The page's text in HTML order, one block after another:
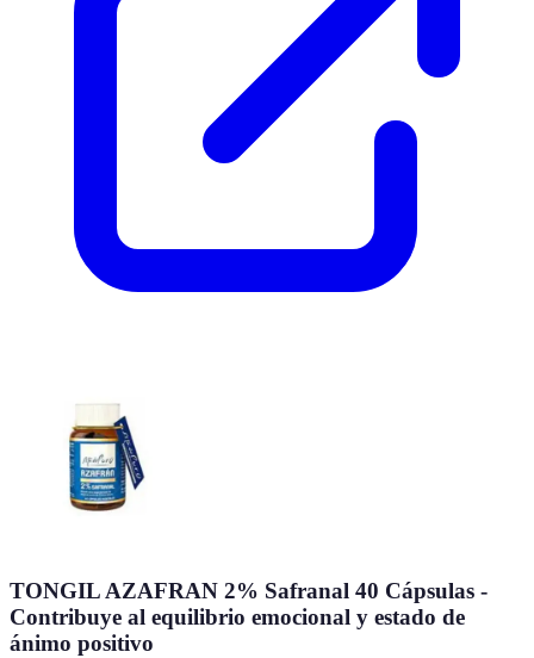
TONGIL AZAFRAN 2% Safranal 40 Cápsulas -
Contribuye al equilibrio emocional y estado de
ánimo positivo